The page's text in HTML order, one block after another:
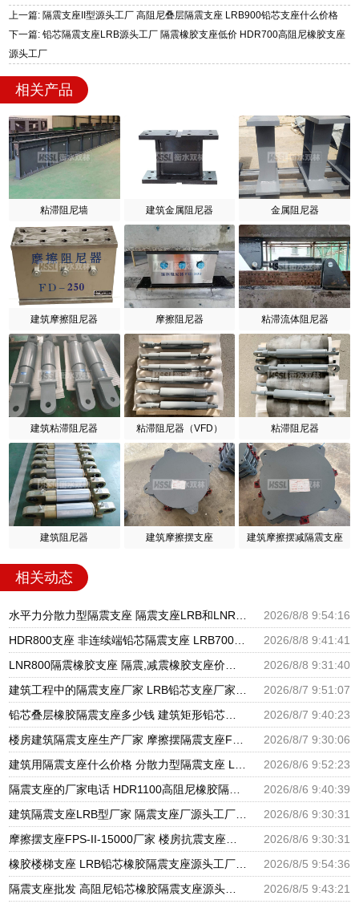
上一篇: 隔震支座II型源头工厂 高阻尼叠层隔震支座 LRB900铅芯支座什么价格
下一篇: 铅芯隔震支座LRB源头工厂 隔震橡胶支座低价 HDR700高阻尼橡胶支座
源头工厂
相关产品
粘滞阻尼墙 建筑金属阻尼器 金属阻尼器
建筑摩擦阻尼器 摩擦阻尼器 粘滞流体阻尼器
建筑粘滞阻尼器 粘滞阻尼器（VFD） 粘滞阻尼器
建筑阻尼器 建筑摩擦摆支座 建筑摩擦摆减隔震支座
相关动态
2026/8/8 9:54:16
2026/8/8 9:41:41
2026/8/8 9:31:40
2026/8/7 9:51:07
2026/8/7 9:40:23
2026/8/7 9:30:06
2026/8/6 9:52:23
2026/8/6 9:40:39
2026/8/6 9:30:31
2026/8/6 9:30:31
2026/8/5 9:54:36
2026/8/5 9:43:21